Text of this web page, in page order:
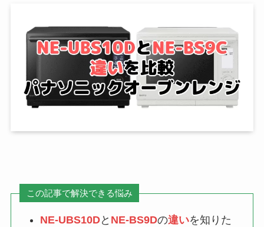
この記事で解決できる悩み
NE-UBS10Dと NE-BS9Dの違いを知りた